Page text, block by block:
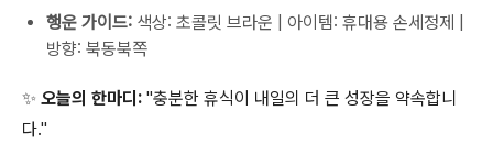
행운 가이드: 색상: 초콜릿 브라운 | 아이템: 휴대용 손세정제 |
방향: 북동북쪽
✨ 오늘의 한마디: "충분한 휴식이 내일의 더 큰 성장을 약속합니
다."